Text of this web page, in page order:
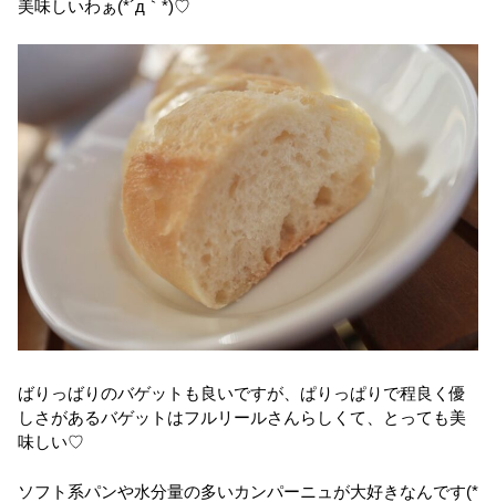
美味しいわぁ(*´д｀*)♡
ばりっばりのバゲットも良いですが、ぱりっぱりで程良く優
しさがあるバゲットはフルリールさんらしくて、とっても美
味しい♡
ソフト系パンや水分量の多いカンパーニュが大好きなんです(*